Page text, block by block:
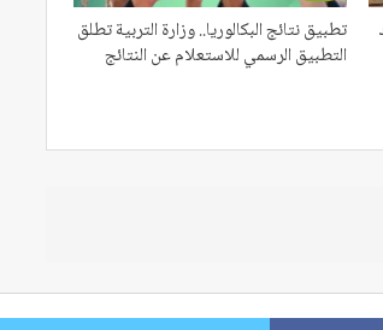
تطبيق نتائج البكالوريا.. وزارة التربية تطلق
التطبيق الرسمي للاستعلام عن النتائج